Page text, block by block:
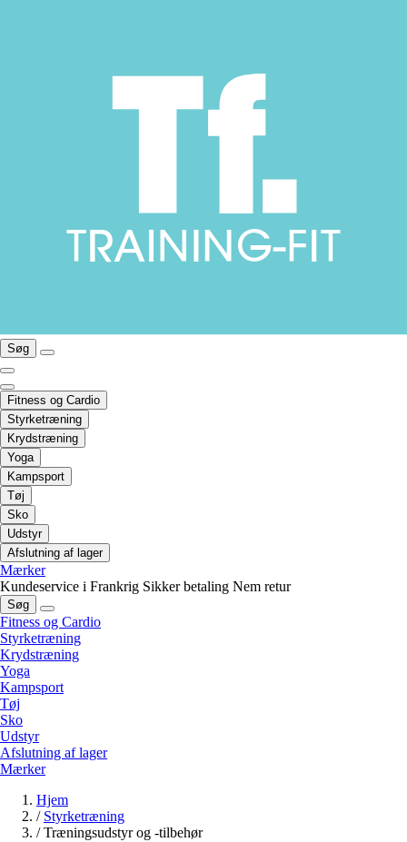
Søg
Fitness og Cardio
Styrketræning
Krydstræning
Yoga
Kampsport
Tøj
Sko
Udstyr
Afslutning af lager
Mærker
Kundeservice i Frankrig Sikker betaling Nem retur
Søg
Fitness og Cardio
Styrketræning
Krydstræning
Yoga
Kampsport
Tøj
Sko
Udstyr
Afslutning af lager
Mærker
Hjem
/ Styrketræning
/ Træningsudstyr og -tilbehør